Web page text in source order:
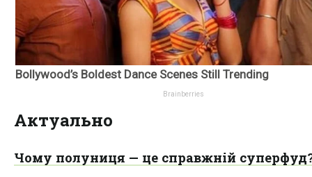
Актуально
Чому полуниця — це справжній